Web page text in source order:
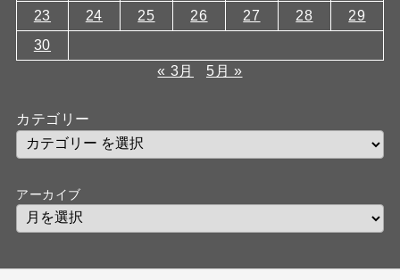
23
24 25 26 27 28
29
30
« 3月
5月 »
カテゴリー
アーカイブ